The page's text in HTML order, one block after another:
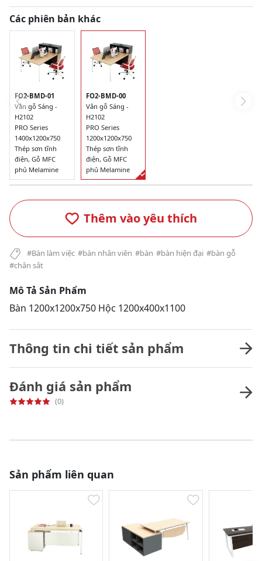
Các phiên bản khác
FO2-BMD-01
Vân gỗ Sáng -
H2102
PRO Series
1400x1200x750
Thép sơn tĩnh
điện, Gỗ MFC
phủ Melamine
FO2-BMD-00
Vân gỗ Sáng -
H2102
PRO Series
1200x1200x750
Thép sơn tĩnh
điện, Gỗ MFC
phủ Melamine
Thêm vào yêu thích
#Bàn làm việc #bàn nhân viên #bàn #bàn hiện đại #bàn gỗ
#chân sắt
Mô Tả Sản Phẩm
Bàn 1200x1200x750 Hộc 1200x400x1100
Thông tin chi tiết sản phẩm
Đánh giá sản phẩm
(0)
Sản phẩm liên quan